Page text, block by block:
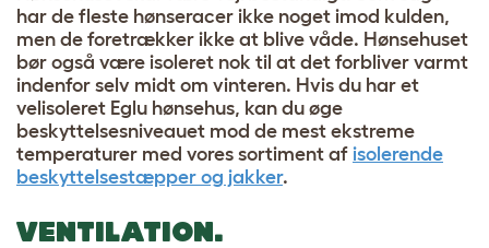
har de fleste hønseracer ikke noget imod kulden,
men de foretrækker ikke at blive våde. Hønsehuset
bør også være isoleret nok til at det forbliver varmt
indenfor selv midt om vinteren. Hvis du har et
velisoleret Eglu hønsehus, kan du øge
beskyttelsesniveauet mod de mest ekstreme
temperaturer med vores sortiment af isolerende
beskyttelsestæpper og jakker.
VENTILATION.